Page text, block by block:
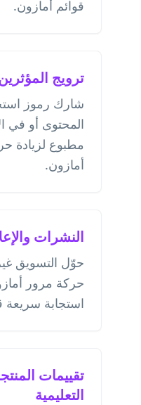
قوائم أمازون.
ترويج
شارك رموز
المحتوى أو في
مطبوع لزيادة
أمازون.
النشرات
حوّل التسويق
حركة مرور
استجابة سريعة
تقييمات
التعليمية